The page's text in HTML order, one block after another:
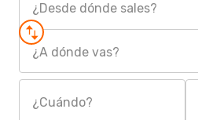
¿Desde dónde sales?
¿A dónde vas?
¿Cuándo?